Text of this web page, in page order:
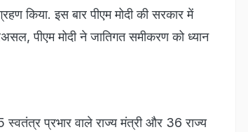
किया. इस बार पीएम मोदी की सरकार में
पीएम मोदी ने जातिगत समीकरण को ध्‍यान
स्वतंत्र प्रभार वाले राज्य मंत्री और 36 राज्य